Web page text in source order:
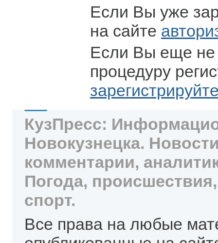
Если Вы уже
на сайте
Если Вы еще не
процедуру
КузПресс:
Новокузнецка.
комментарии,
Погода,
спорт.
Все права на любые